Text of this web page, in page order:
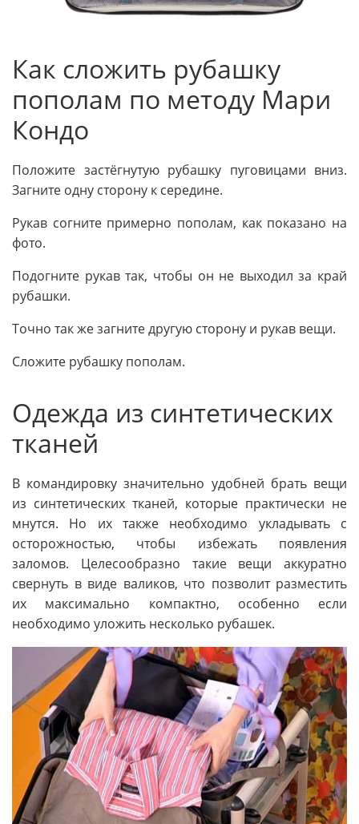
Как сложить рубашку
пополам по методу Мари
Кондо
Положите застёгнутую рубашку пуговицами вниз.
Загните одну сторону к середине.
Рукав согните примерно пополам, как показано на
фото.
Подогните рукав так, чтобы он не выходил за край
рубашки.
Точно так же загните другую сторону и рукав вещи.
Сложите рубашку пополам.
Одежда из синтетических
тканей
В командировку значительно удобней брать вещи
из синтетических тканей, которые практически не
мнутся. Но их также необходимо укладывать с
осторожностью, чтобы избежать появления
заломов. Целесообразно такие вещи аккуратно
свернуть в виде валиков, что позволит разместить
их максимально компактно, особенно если
необходимо уложить несколько рубашек.